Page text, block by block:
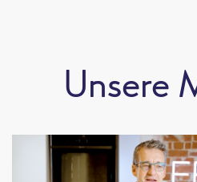
Unsere